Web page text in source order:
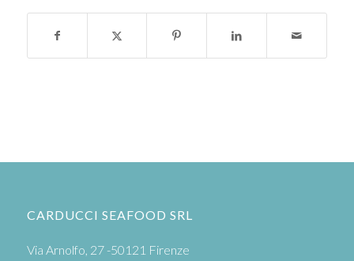
CARDUCCI SEAFOOD SRL
Via Arnolfo, 27 -50121 Firenze